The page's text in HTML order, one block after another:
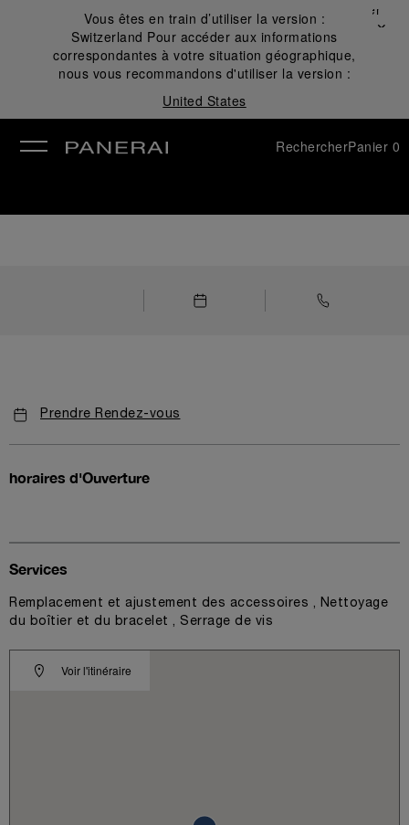
Vous êtes en train d’utiliser la version :
Switzerland Pour accéder aux informations
correspondantes à votre situation géographique,
nous vous recommandons d'utiliser la version :
United States
Fermer
✕
RechercherPanier 0
Prendre Rendez-vous
horaires d'Ouverture
Voir l'itinéraire
Services
Remplacement et ajustement des accessoires , Nettoyage
du boîtier et du bracelet , Serrage de vis